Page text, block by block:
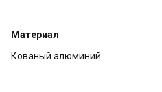
Материал
Кованый алюминий